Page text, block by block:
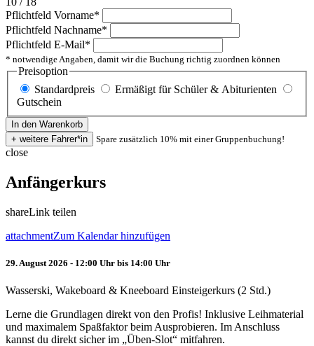
Pflichtfeld Vorname*
Pflichtfeld Nachname*
Pflichtfeld E-Mail*
* notwendige Angaben, damit wir die Buchung richtig zuordnen können
Preisoption
Standardpreis
Ermäßigt für Schüler & Abiturienten
Gutschein
Spare zusätzlich 10% mit einer Gruppenbuchung!
close
Anfängerkurs
shareLink teilen
attachmentZum Kalendar hinzufügen
29. August 2026 - 12:00 Uhr bis 14:00 Uhr
Wasserski, Wakeboard & Kneeboard Einsteigerkurs (2 Std.)
Lerne die Grundlagen direkt von den Profis! Inklusive Leihmaterial
und maximalem Spaßfaktor beim Ausprobieren. Im Anschluss
kannst du direkt sicher im „Üben-Slot“ mitfahren.